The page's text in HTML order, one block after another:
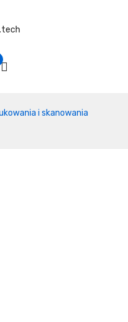
i skanowania